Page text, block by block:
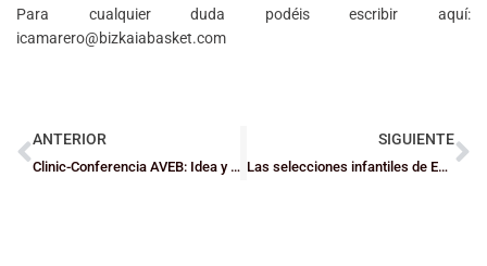
Para cualquier duda podéis escribir aquí:
icamarero@bizkaiabasket.com
ANTERIOR
Clinic-Conferencia AVEB: Idea y método para la mejora continua de tu equipo
SIGUIENTE
Las selecciones infantiles de Euskadi se unen a las cadetes